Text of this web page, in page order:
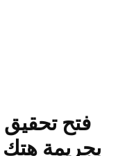
فتح
بجريمة